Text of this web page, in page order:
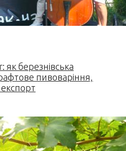
як березнівська
пивоваріння,
експорт